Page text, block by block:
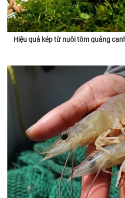
Hiệu quả kép từ nuôi tôm quảng